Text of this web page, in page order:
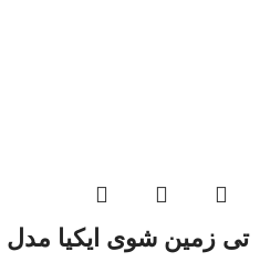
تی زمین شوی ایکیا مدل PEPPRIG